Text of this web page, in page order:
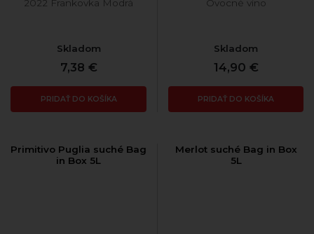
2022 Frankovka Modrá
Skladom
7,38 €
PRIDAŤ DO KOŠÍKA
Ovocné víno
Skladom
14,90 €
PRIDAŤ DO KOŠÍKA
Primitivo Puglia suché Bag
in Box 5L
Merlot suché Bag in Box
5L